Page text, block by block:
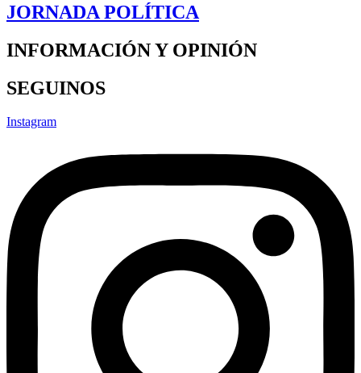
JORNADA POLÍTICA
INFORMACIÓN Y OPINIÓN
SEGUINOS
Instagram